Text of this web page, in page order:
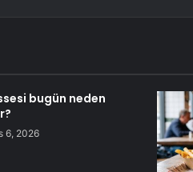
bugün neden
6, 2026